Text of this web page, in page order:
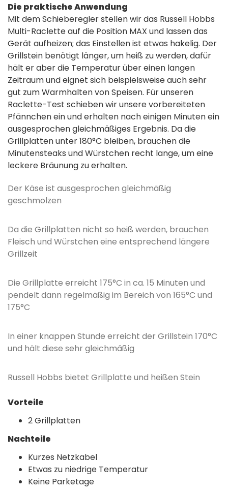
Die praktische Anwendung
Mit dem Schieberegler stellen wir das Russell Hobbs
Multi-Raclette auf die Position MAX und lassen das
Gerät aufheizen; das Einstellen ist etwas hakelig. Der
Grillstein benötigt länger, um heiß zu werden, dafür
hält er aber die Temperatur über einen langen
Zeitraum und eignet sich beispielsweise auch sehr
gut zum Warmhalten von Speisen. Für unseren
Raclette-Test schieben wir unsere vorbereiteten
Pfännchen ein und erhalten nach einigen Minuten ein
ausgesprochen gleichmäßiges Ergebnis. Da die
Grillplatten unter 180°C bleiben, brauchen die
Minutensteaks und Würstchen recht lange, um eine
leckere Bräunung zu erhalten.
Der Käse ist ausgesprochen gleichmäßig
geschmolzen
Da die Grillplatten nicht so heiß werden, brauchen
Fleisch und Würstchen eine entsprechend längere
Grillzeit
Die Grillplatte erreicht 175°C in ca. 15 Minuten und
pendelt dann regelmäßig im Bereich von 165°C und
175°C
In einer knappen Stunde erreicht der Grillstein 170°C
und hält diese sehr gleichmäßig
Russell Hobbs bietet Grillplatte und heißen Stein
Vorteile
2 Grillplatten
Nachteile
Kurzes Netzkabel
Etwas zu niedrige Temperatur
Keine Parketage